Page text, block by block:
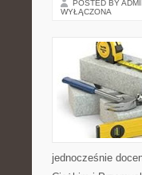
POSTED BY
WYŁĄCZONA
jednocześnie